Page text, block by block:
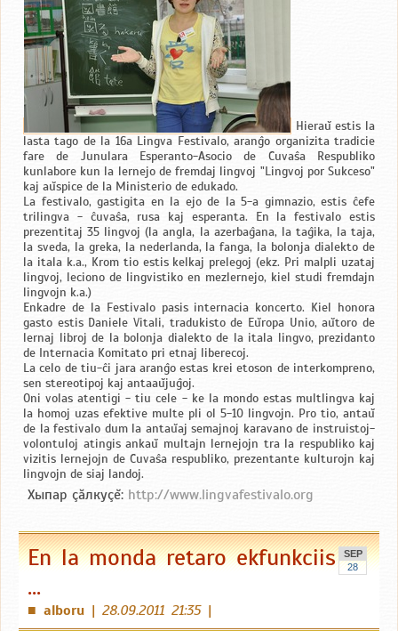
Hieraŭ estis la
lasta tago de la 16a Lingva Festivalo, aranĝo organizita tradicie
fare de Junulara Esperanto-Asocio de Ĉuvaŝa Respubliko
kunlabore kun la lernejo de fremdaj lingvoj "Lingvoj por Sukceso"
kaj aŭspice de la Ministerio de edukado.
La festivalo, gastigita en la ejo de la 5-a gimnazio, estis ĉefe
trilingva - ĉuvaŝa, rusa kaj esperanta. En la festivalo estis
prezentitaj 35 lingvoj (la angla, la azerbaĝana, la taĝika, la taja,
la sveda, la greka, la nederlanda, la fanga, la bolonja dialekto de
la itala k.a., Krom tio estis kelkaj prelegoj (ekz. Pri malpli uzataj
lingvoj, leciono de lingvistiko en mezlernejo, kiel studi fremdajn
lingvojn k.a.)
Enkadre de la Festivalo pasis internacia koncerto. Kiel honora
gasto estis Daniele Vitali, tradukisto de Eŭropa Unio, aŭtoro de
lernaj libroj de la bolonja dialekto de la itala lingvo, prezidanto
de Internacia Komitato pri etnaj liberecoj.
La celo de tiu-ĉi jara aranĝo estas krei etoson de interkompreno,
sen stereotipoj kaj antaaŭjuĝoj.
Oni volas atentigi - tiu cele - ke la mondo estas multlingva kaj
la homoj uzas efektive multe pli ol 5-10 lingvojn. Pro tio, antaŭ
de la festivalo dum la antaŭaj semajnoj karavano de instruistoj-
volontuloj atingis ankaŭ multajn lernejojn tra la respubliko kaj
vizitis lernejojn de Ĉuvaŝa respubliko, prezentante kulturojn kaj
lingvojn de siaj landoj.
Хыпар çăлкуçĕ: http://www.lingvafestivalo.org
SEP
28
En la monda retaro ekfunkciis
...
■ alboru | 28.09.2011 21:35|